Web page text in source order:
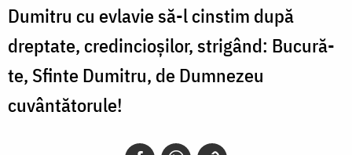
Dumitru cu evlavie să-l cinstim după
dreptate, credincioșilor, strigând: Bucură-
te, Sfinte Dumitru, de Dumnezeu
cuvântătorule!